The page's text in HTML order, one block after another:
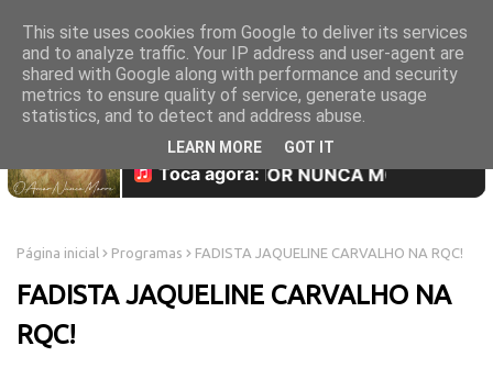
Página inicial Programas FADISTA JAQUELINE CARVALHO NA RQC!
FADISTA JAQUELINE CARVALHO NA
RQC!
This site uses cookies from Google to deliver its services
and to analyze traffic. Your IP address and user-agent are
shared with Google along with performance and security
metrics to ensure quality of service, generate usage
statistics, and to detect and address abuse.
LEARN MORE GOT IT